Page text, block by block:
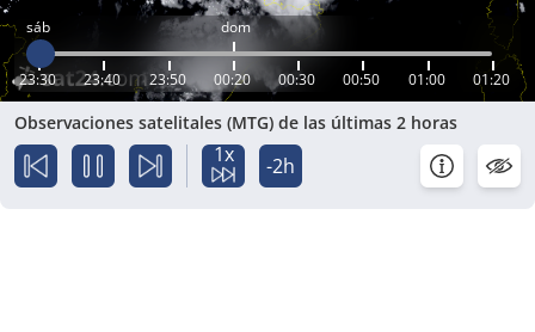
sáb dom
23:30 23:40 23:50 00:20 00:30 00:50 01:00 01:20
Observaciones satelitales (MTG) de las últimas 2 horas
1x -2h